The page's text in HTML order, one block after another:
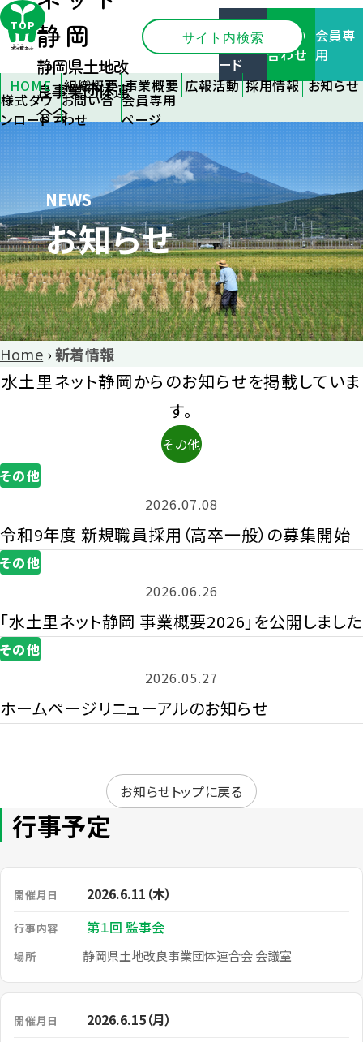
静岡
静岡県土地改
良事業団体連
合会
様式ダ
ウンロ
ード
お問い
合わせ
会員専
用
HOME
組織概要
静岡県土
地改良事
業団体連
合会とは
組織のご
案内
アクセス
リンク
事業概要
会員支援
事業支援
施設管理
広報活動
刊行物
優良事例
の紹介
フォトコン
テスト
採用情報
情報
中途採用
情報
応募フォー
ム
お知らせ
知らせ
関連機関
情報
各種研修
情報
イベント情
報
大区画化
について
その他
様式ダウ
ンロード
お問い合
わせ
会員専用
ページ
NEWS
お知らせ
Home ›新着情報
水土里ネット静岡からのお知らせを掲載していま
す。
その他
その他
2026.07.08
令和9年度 新規職員採用（高卒一般）の募集開始
その他
2026.06.26
「水土里ネット静岡 事業概要2026」を公開しました
その他
2026.05.27
ホームページリニューアルのお知らせ
お知らせトップに戻る
行事予定
2026.6.11（木）
第１回 監事会
静岡県土地改良事業団体連合会 会議室
2026.6.15（月）
TOP